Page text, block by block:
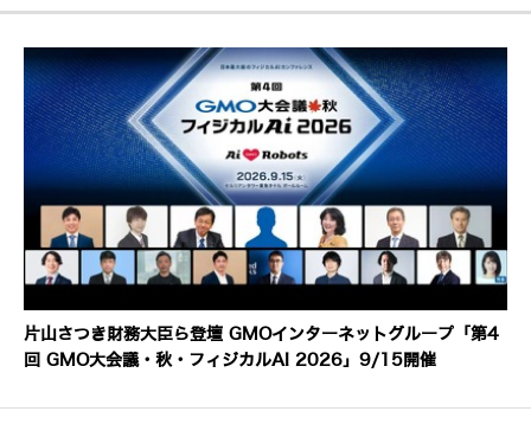
片山さつき財務大臣ら登壇 GMOインターネットグループ「第4
回 GMO大会議・秋・フィジカルAI 2026」9/15開催